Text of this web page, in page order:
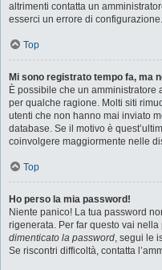
altrimenti contatta un
esserci un errore di configurazione.
Top
Mi sono registrato tempo fa, ma
È possibile che un
per qualche ragione. Molti siti
utenti che non hanno mai inviato
database. Se il motivo è
coinvolgere maggiormente nelle
Top
Ho perso la mia password!
Niente panico! La tua password
rigenerata. Per far questo vai
dimenticato la password, segui le
Se riscontri difficoltà, contatta